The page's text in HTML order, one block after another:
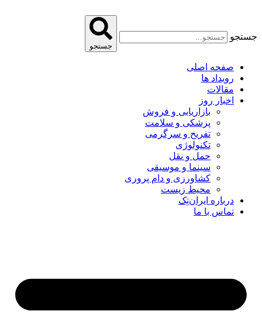
جستجو
جستجو
صفحه اصلی
رویداد ها
مقالات
اخبار روز
بازاریابی و فروش
پزشکی و سلامت
تفریح و سرگرمی
تکنولوژی
حمل و نقل
سینما و موسیقی
کشاورزی و دام پروری
محیط زیست
درباره ایران‌تِک
تماس با ما